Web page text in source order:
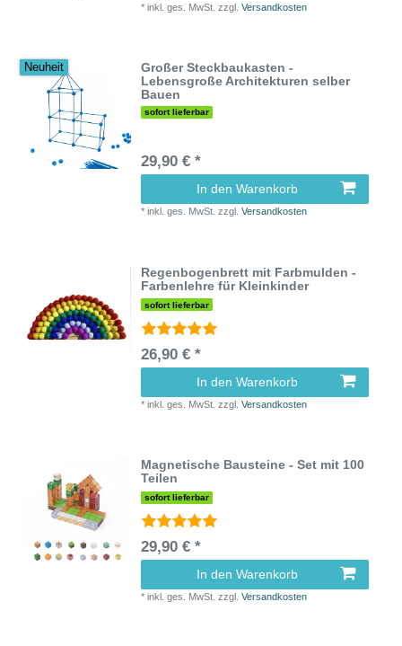
*inkl. ges. MwSt. zzgl.Versandkosten
Neuheit
Großer Steckbaukasten -
Lebensgroße Architekturen selber
Bauen
sofort lieferbar
29,90 € *
In den Warenkorb
*inkl. ges. MwSt. zzgl.Versandkosten
Regenbogenbrett mit Farbmulden -
Farbenlehre für Kleinkinder
sofort lieferbar
26,90 € *
In den Warenkorb
*inkl. ges. MwSt. zzgl.Versandkosten
Magnetische Bausteine - Set mit 100
Teilen
sofort lieferbar
29,90 € *
In den Warenkorb
*inkl. ges. MwSt. zzgl.Versandkosten